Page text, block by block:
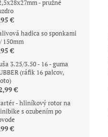
- pružné
€
hadica so sponkami
150mm
€
3.25/3.50 - 16 - guma
(ráfik 16 palcov,
€
- hliníkový rotor na
s ozubením po
€